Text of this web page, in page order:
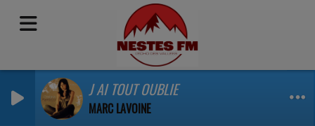
J AI TOUT OUBLIE
MARC LAVOINE